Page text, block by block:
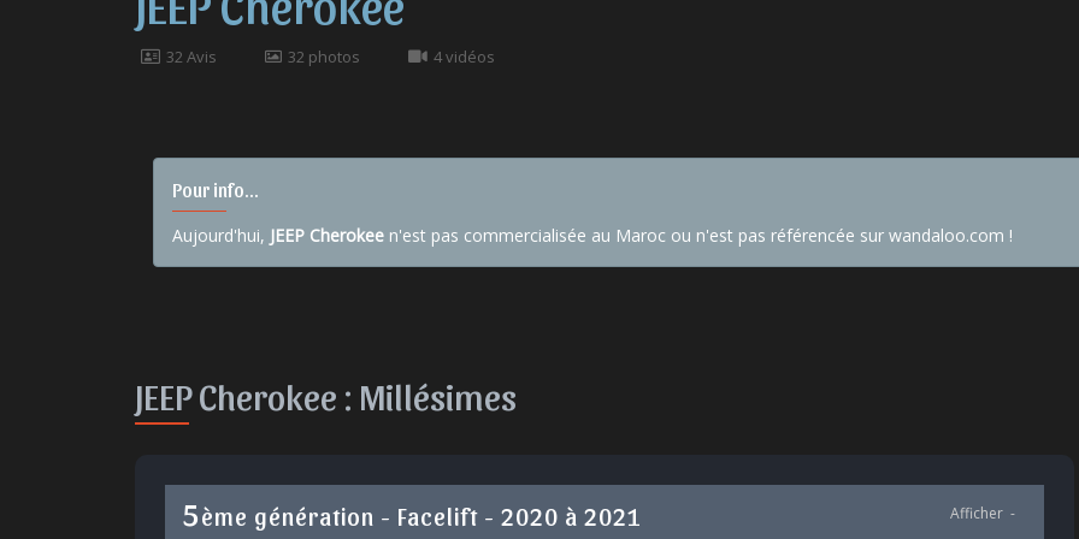
32 Avis 32 photos 4 vidéos
Pour info...
Aujourd'hui, JEEP Cherokee n'est pas commercialisée au Maroc ou n'est pas référencée sur wandaloo.com !
JEEP Cherokee : Millésimes
5ème génération - Facelift - 2020 à 2021 Afficher -